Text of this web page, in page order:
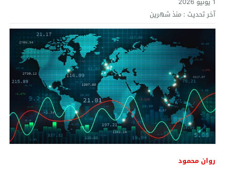
آخر تحديث : منذ شهرين
روان محمود